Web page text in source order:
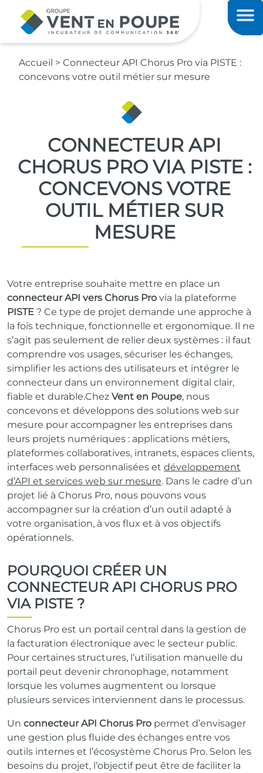
Accueil > Connecteur API Chorus Pro via PISTE :
concevons votre outil métier sur mesure
CONNECTEUR API
CHORUS PRO VIA PISTE :
CONCEVONS VOTRE
OUTIL MÉTIER SUR
MESURE
Votre entreprise souhaite mettre en place un
connecteur API vers Chorus Pro via la plateforme
PISTE ? Ce type de projet demande une approche à
la fois technique, fonctionnelle et ergonomique. Il ne
s’agit pas seulement de relier deux systèmes : il faut
comprendre vos usages, sécuriser les échanges,
simplifier les actions des utilisateurs et intégrer le
connecteur dans un environnement digital clair,
fiable et durable.Chez Vent en Poupe, nous
concevons et développons des solutions web sur
mesure pour accompagner les entreprises dans
leurs projets numériques : applications métiers,
plateformes collaboratives, intranets, espaces clients,
interfaces web personnalisées et développement
d’API et services web sur mesure. Dans le cadre d’un
projet lié à Chorus Pro, nous pouvons vous
accompagner sur la création d’un outil adapté à
votre organisation, à vos flux et à vos objectifs
opérationnels.
POURQUOI CRÉER UN
CONNECTEUR API CHORUS PRO
VIA PISTE ?
Chorus Pro est un portail central dans la gestion de
la facturation électronique avec le secteur public.
Pour certaines structures, l’utilisation manuelle du
portail peut devenir chronophage, notamment
lorsque les volumes augmentent ou lorsque
plusieurs services interviennent dans le processus.
Un connecteur API Chorus Pro permet d’envisager
une gestion plus fluide des échanges entre vos
outils internes et l’écosystème Chorus Pro. Selon les
besoins du projet, l’objectif peut être de faciliter la